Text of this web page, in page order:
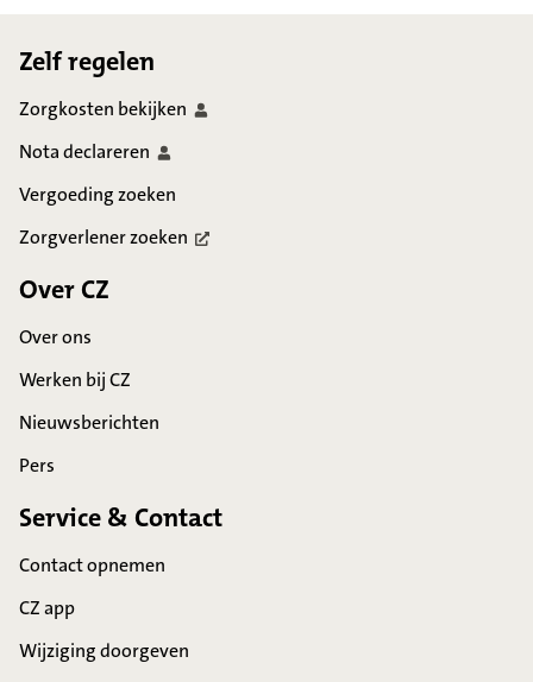
Zelf regelen
Zorgkosten bekijken
Notadeclareren
Vergoeding zoeken
Zorgverlenerzoeken
Over CZ
Over ons
Werken bij CZ
Nieuwsberichten
Pers
Service & Contact
Contact opnemen
CZ app
Wijziging doorgeven